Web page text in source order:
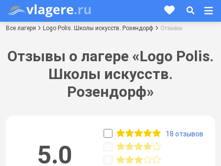
Все лагеря Logo Polis. Школы искусств. Розендорф Отзывы
Отзывы о лагере «Logo Polis.
Школы искусств.
Розендорф»
5.0
18 отзывов